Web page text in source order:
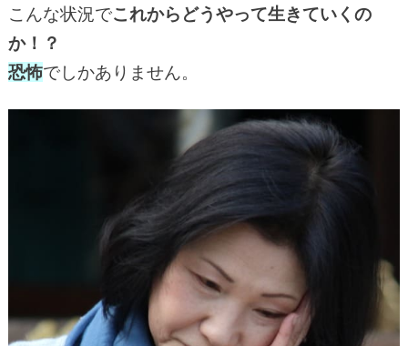
こんな状況でこれからどうやって生きていくの
か！？
恐怖でしかありません。